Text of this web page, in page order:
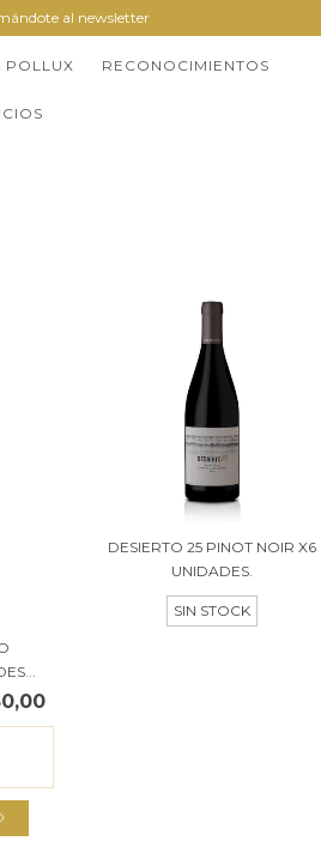
al newsletter
POLLUX RECONOCIMIENTOS
DESIERTO 25 PINOT NOIR X6
UNIDADES.
SIN STOCK